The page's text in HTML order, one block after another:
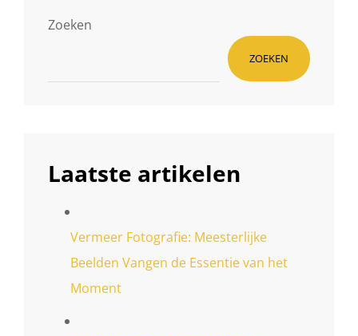
Zoeken
ZOEKEN
Laatste artikelen
Vermeer Fotografie: Meesterlijke
Beelden Vangen de Essentie van het
Moment